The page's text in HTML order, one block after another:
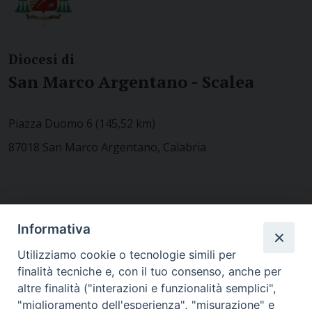
Diocesi di
San Marco Argentano - Scalea
Piazza Duomo 6 (145,52 km)
87018 San Marco Argentano, Calabria
MODULISTICA
Informativa
Utilizziamo cookie o tecnologie simili per
finalità tecniche e, con il tuo consenso, anche per
altre finalità ("interazioni e funzionalità semplici",
"miglioramento dell'esperienza", "misurazione" e